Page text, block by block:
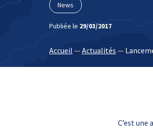
News
Publiée le 29/03/2017
Accueil —Actualités —
C’est